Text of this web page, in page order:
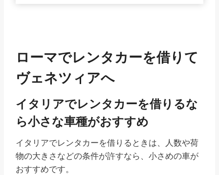
ローマでレンタカーを借りて
ヴェネツィアへ
イタリアでレンタカーを借りるな
ら小さな車種がおすすめ
イタリアでレンタカーを借りるときは、人数や荷
物の大きさなどの条件が許すなら、小さめの車が
おすすめです。